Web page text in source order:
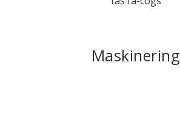
Maskinering